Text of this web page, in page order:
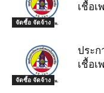
จัดซื้อ จัดจ้าง
เชื้อเ
จัดซื้อ จัดจ้าง
ประ
เชื้อเ